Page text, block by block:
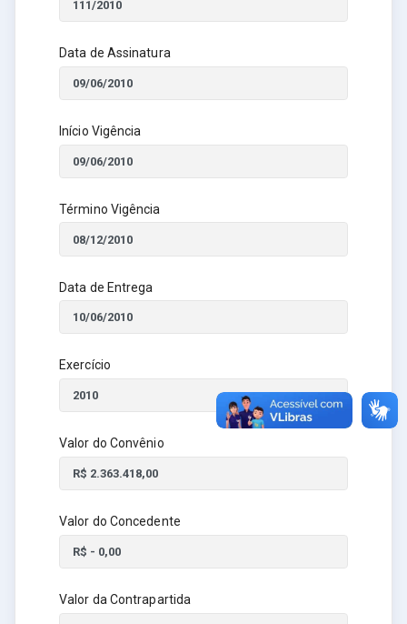
Data de Assinatura
Início Vigência
Término Vigência
Data de Entrega
Exercício
Valor do Convênio
Valor do Concedente
Valor da Contrapartida